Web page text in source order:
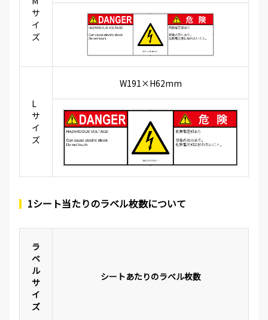
サ
イ
ズ
L
サ
イ
ズ
W191×H62mm
1シート当たりのラベル枚数について
ラ
ベ
ル
サ
イ
ズ
シートあたりのラベル枚数